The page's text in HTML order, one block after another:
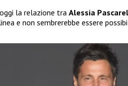
la relazione traAlessia
e non sembrerebbe essere